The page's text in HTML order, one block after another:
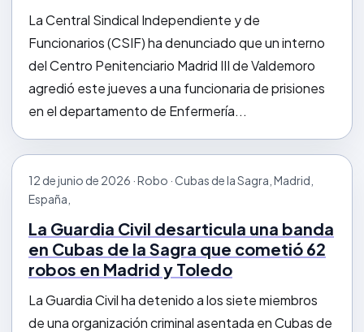
La Central Sindical Independiente y de
Funcionarios (CSIF) ha denunciado que un interno
del Centro Penitenciario Madrid III de Valdemoro
agredió este jueves a una funcionaria de prisiones
en el departamento de Enfermería...
12 de junio de 2026 · Robo · Cubas de la Sagra, Madrid,
España,
La Guardia Civil desarticula una banda
en Cubas de la Sagra que cometió 62
robos en Madrid y Toledo
La Guardia Civil ha detenido a los siete miembros
de una organización criminal asentada en Cubas de